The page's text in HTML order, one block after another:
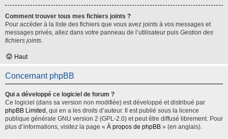
Comment trouver tous mes fichiers joints ?
Pour accéder à la liste des fichiers que vous avez joints à vos messages et
messages privés, allez dans votre panneau de l’utilisateur puis Gestion des
fichiers joints.
Haut
Concernant phpBB
Qui a développé ce logiciel de forum ?
Ce logiciel (dans sa version non modifiée) est développé et distribué par
phpBB Limited , qui en a les droits d’auteur. Il est publié sous la licence
publique générale GNU version 2 (GPL-2.0) et peut être diffusé librement. Pour
plus d’informations, visitez la page « À propos de phpBB » (en anglais).